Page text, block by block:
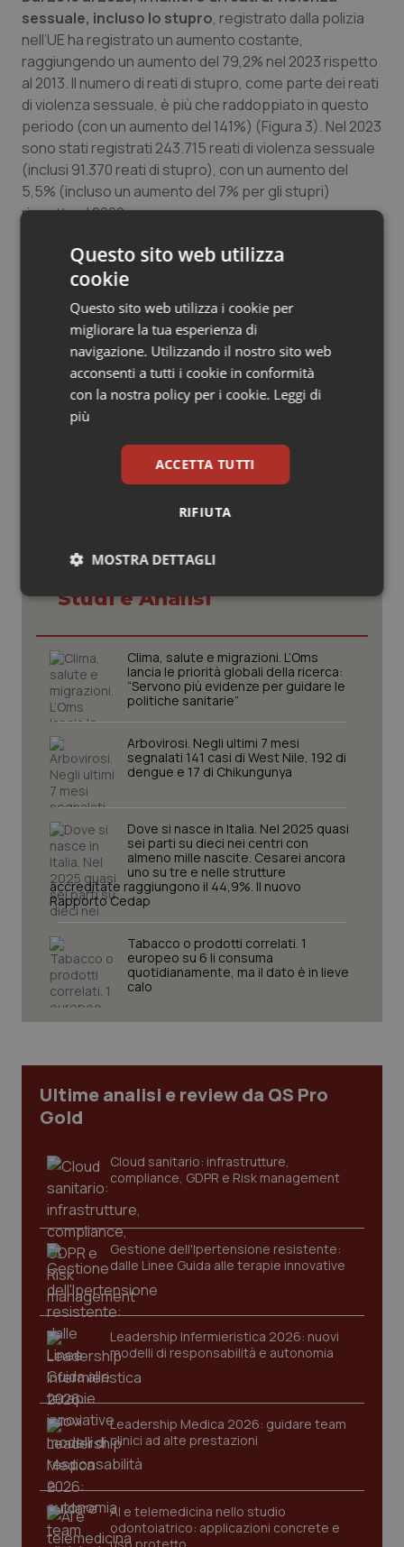
Salute orale & impianti
Sangue & coagulazione
Tiroide
Tumore al seno
Tumore ovarico
Tumori del Polmone & Testa Collo
Tumori gastrointestinali
Ulcera & Reflusso
Vaccini
sessuale, incluso lo stupro, registrato dalla polizia
nell’UE ha registrato un aumento costante,
raggiungendo un aumento del 79,2% nel 2023 rispetto
al 2013. Il numero di reati di stupro, come parte dei reati
di violenza sessuale, è più che raddoppiato in questo
periodo (con un aumento del 141%) (Figura 3). Nel 2023
sono stati registrati 243.715 reati di violenza sessuale
(inclusi 91.370 reati di stupro), con un aumento del
5,5% (incluso un aumento del 7% per gli stupri)
rispetto al 2022.
sessuale registrati dalla polizia è strettamente
correlato alla sensibilizzazione della società e
potrebbe influire sui tassi di denuncia.
24 Aprile 2025
© Riproduzione riservata
Potrebbe interessarti in
Studi e Analisi
Clima, salute e migrazioni. L’Oms
lancia le priorità globali della ricerca:
“Servono più evidenze per guidare le
politiche sanitarie”
Arbovirosi. Negli ultimi 7 mesi
segnalati 141 casi di West Nile, 192 di
dengue e 17 di Chikungunya
Dove si nasce in Italia. Nel 2025 quasi
sei parti su dieci nei centri con
almeno mille nascite. Cesarei ancora
uno su tre e nelle strutture
accreditate raggiungono il 44,9%. Il nuovo
Rapporto Cedap
Tabacco o prodotti correlati. 1
europeo su 6 li consuma
quotidianamente, ma il dato è in lieve
calo
Ultime analisi e review da QS Pro
Gold
Cloud sanitario: infrastrutture,
compliance, GDPR e Risk management
Gestione dell'Ipertensione resistente:
dalle Linee Guida alle terapie innovative
Leadership Infermieristica 2026: nuovi
modelli di responsabilità e autonomia
Leadership Medica 2026: guidare team
clinici ad alte prestazioni
AI e telemedicina nello studio
odontoiatrico: applicazioni concrete e
Questo sito web utilizza
cookie
Questo sito web utilizza i cookie per
migliorare la tua esperienza di
navigazione. Utilizzando il nostro sito web
acconsenti a tutti i cookie in conformità
con la nostra policy per i cookie. Leggi di
più
ACCETTA TUTTI
RIFIUTA
MOSTRA DETTAGLI
Necessari Statistici Marketing
Necessari Statistici Marketing
I cookie necessari contribuiscono a rendere fruibile il
sito web abilitandone funzionalità di base quali la
navigazione sulle pagine e l'accesso alle aree
protette del sito. Il sito web non è in grado di
Nome
Fornitore /Dominio
VISITOR_PRIVACY_METADATA
YouTube
.youtube.com
CookieScriptConsent
CookieScript
www.quotidianosanita.it
tracking-enable
tracking-sites-ironfish-
session-id
www.quotidianosanita.it